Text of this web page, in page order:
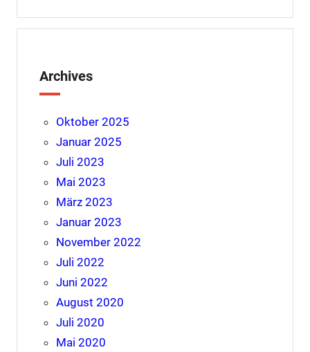
Archives
Oktober 2025
Januar 2025
Juli 2023
Mai 2023
März 2023
Januar 2023
November 2022
Juli 2022
Juni 2022
August 2020
Juli 2020
Mai 2020